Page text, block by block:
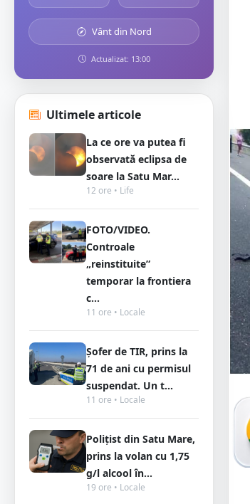
Vânt din Nord
Actualizat: 13:00
Ultimele articole
La ce ore va putea fi
observată eclipsa de
soare la Satu Mar...
12 ore • Life
FOTO/VIDEO.
Controale
„reinstituite”
temporar la frontiera
c...
11 ore • Locale
Șofer de TIR, prins la
71 de ani cu permisul
suspendat. Un t...
11 ore • Locale
Polițist din Satu Mare,
prins la volan cu 1,75
g/l alcool în...
19 ore • Locale